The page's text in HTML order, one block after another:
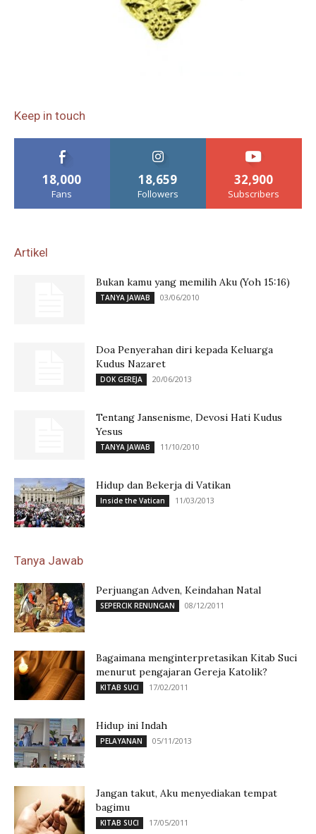
Keep in touch
18,000
Fans
18,659
Followers
32,900
Subscribers
Artikel
Bukan kamu yang memilih Aku (Yoh 15:16)
TANYA JAWAB 03/06/2010
Doa Penyerahan diri kepada Keluarga
Kudus Nazaret
DOK GEREJA 20/06/2013
Tentang Jansenisme, Devosi Hati Kudus
Yesus
TANYA JAWAB 11/10/2010
Hidup dan Bekerja di Vatikan
Inside the Vatican 11/03/2013
Tanya Jawab
Perjuangan Adven, Keindahan Natal
SEPERCIK RENUNGAN 08/12/2011
Bagaimana menginterpretasikan Kitab Suci
menurut pengajaran Gereja Katolik?
KITAB SUCI 17/02/2011
Hidup ini Indah
PELAYANAN 05/11/2013
Jangan takut, Aku menyediakan tempat
bagimu
KITAB SUCI 17/05/2011